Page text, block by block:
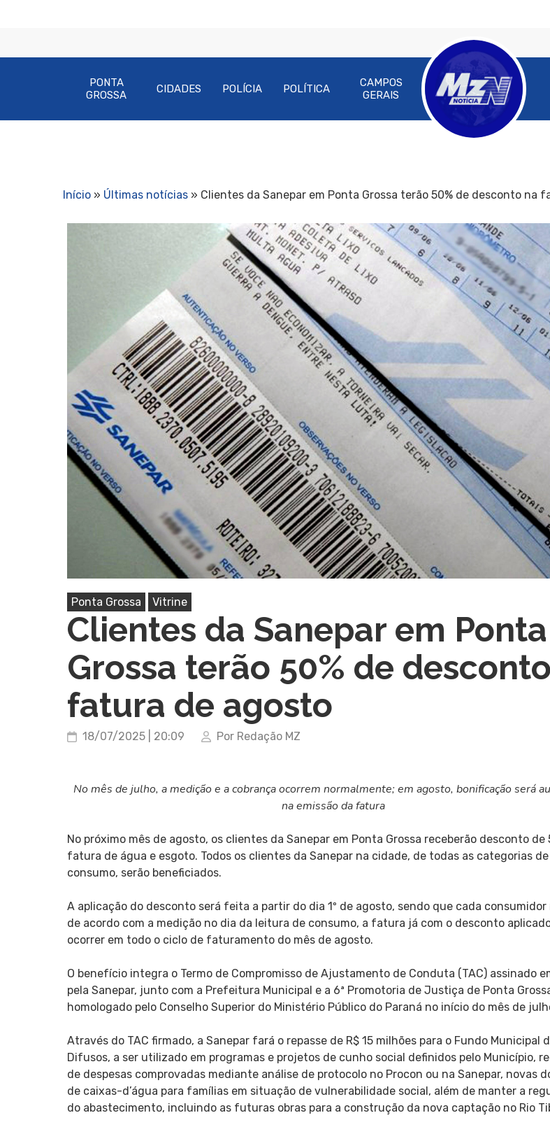
Pressione Enter para pesquisar ou ESC para fechar
PONTA
GROSSA
CIDADES POLÍCIA POLÍTICA
CAMPOS
GERAIS
Início » Últimas notícias » Clientes da Sanepar em Ponta Grossa terão 50% de desconto na
Ponta Grossa Vitrine
Clientes da Sanepar em Ponta
Grossa terão 50% de
fatura de agosto
18/07/2025 | 20:09 Por Redação MZ
No mês de julho, a medição e a cobrança ocorrem normalmente; em agosto, bonificação será
na emissão da fatura
No próximo mês de agosto, os clientes da Sanepar em Ponta Grossa receberão desconto de
fatura de água e esgoto. Todos os clientes da Sanepar na cidade, de todas as categorias de
consumo, serão beneficiados.
A aplicação do desconto será feita a partir do dia 1º de agosto, sendo que cada consumidor
de acordo com a medição no dia da leitura de consumo, a fatura já com o desconto
ocorrer em todo o ciclo de faturamento do mês de agosto.
O benefício integra o Termo de Compromisso de Ajustamento de Conduta (TAC) assinado
pela Sanepar, junto com a Prefeitura Municipal e a 6ª Promotoria de Justiça de Ponta
homologado pelo Conselho Superior do Ministério Público do Paraná no início do mês de
Através do TAC firmado, a Sanepar fará o repasse de R$ 15 milhões para o Fundo Municipal
Difusos, a ser utilizado em programas e projetos de cunho social definidos pelo Município,
de despesas comprovadas mediante análise de protocolo no Procon ou na Sanepar, novas
de caixas-d’água para famílias em situação de vulnerabilidade social, além de manter a
do abastecimento, incluindo as futuras obras para a construção da nova captação no Rio